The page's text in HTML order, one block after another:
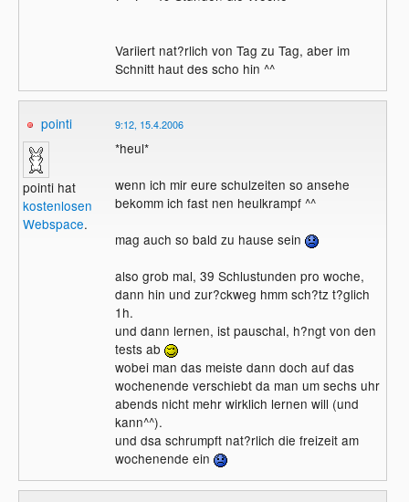
Variiert nat?rlich von Tag zu Tag, aber im
Schnitt haut des scho hin ^^
pointi
pointi hat
kostenlosen
Webspace.
9:12, 15.4.2006
*heul*
wenn ich mir eure schulzeiten so ansehe
bekomm ich fast nen heulkrampf ^^
mag auch so bald zu hause sein
also grob mal, 39 Schlustunden pro woche,
dann hin und zur?ckweg hmm sch?tz t?glich
1h.
und dann lernen, ist pauschal, h?ngt von den
tests ab
wobei man das meiste dann doch auf das
wochenende verschiebt da man um sechs uhr
abends nicht mehr wirklich lernen will (und
kann^^).
und dsa schrumpft nat?rlich die freizeit am
wochenende ein